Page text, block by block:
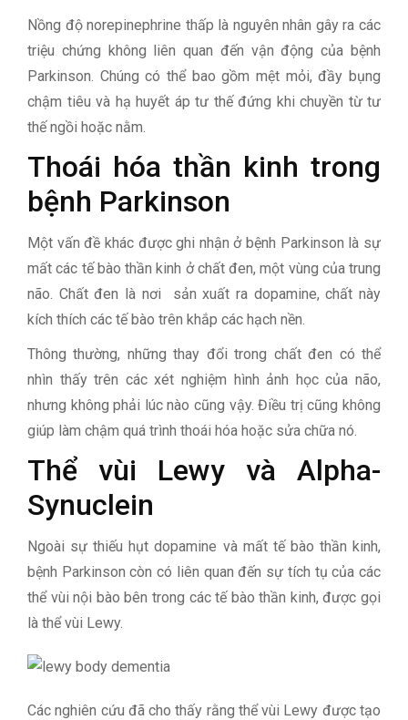
Nồng độ norepinephrine thấp là nguyên nhân gây ra các
triệu chứng không liên quan đến vận động của bệnh
Parkinson. Chúng có thể bao gồm mệt mỏi, đầy bụng
chậm tiêu và hạ huyết áp tư thế đứng khi chuyền từ tư
thế ngồi hoặc nằm.
Thoái hóa thần kinh trong
bệnh Parkinson
Một vấn đề khác được ghi nhận ở bệnh Parkinson là sự
mất các tế bào thần kinh ở chất đen, một vùng của trung
não. Chất đen là nơi sản xuất ra dopamine, chất này
kích thích các tế bào trên khắp các hạch nền.
Thông thường, những thay đổi trong chất đen có thể
nhìn thấy trên các xét nghiệm hình ảnh học của não,
nhưng không phải lúc nào cũng vậy. Điều trị cũng không
giúp làm chậm quá trình thoái hóa hoặc sửa chữa nó.
Thể vùi Lewy và Alpha-
Synuclein
Ngoài sự thiếu hụt dopamine và mất tế bào thần kinh,
bệnh Parkinson còn có liên quan đến sự tích tụ của các
thể vùi nội bào bên trong các tế bào thần kinh, được gọi
là thể vùi Lewy.
Các nghiên cứu đã cho thấy rằng thể vùi Lewy được tạo